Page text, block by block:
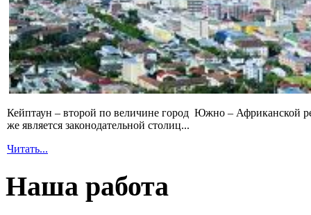
Кейптаун – второй по величине город Южно – Африканской
же является законодательной столиц...
Читать...
Наша работа